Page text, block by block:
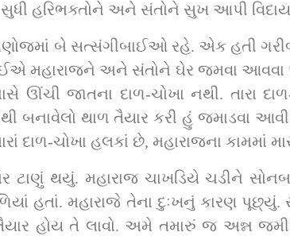
હરિભક્તોને અને સંતોને સુખ આપી
બે સત્સંગીબાઈઓ રહે. એક હતી
મહારાજને અને સંતોને ઘેર જમવા
ઊંચી જાતના દાળ-ચોખા નથી. તારા
બનાવેલો થાળ તૈયાર કરી હું જમાડવા
દાળ-ચોખા હલકાં છે, મહારાજના કામમાં
ટાણું થયું. મહારાજ ચાખડિયે ચડીને
હતાં. મહારાજે તેના દુઃખનું કારણ પૂછ્યું.
હોય તે લાવો. અમે તમારું જ અન્ન